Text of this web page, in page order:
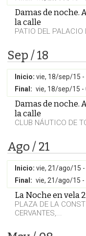
Damas de noche.
la calle
PATIO DEL PALACIO
Sep / 18
Inicio: vie, 18/sep/15 -
Final: vie, 18/sep/15 -
Damas de noche.
la calle
CLUB NÁUTICO DE
Ago / 21
Inicio: vie, 21/ago/15 -
Final: vie, 21/ago/15 -
La Noche en vela
PLAZA DE LA
CERVANTES,...